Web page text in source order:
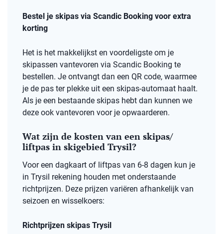
Bestel je skipas via Scandic Booking voor extra
korting
Het is het makkelijkst en voordeligste om je
skipassen vantevoren via Scandic Booking te
bestellen. Je ontvangt dan een QR code, waarmee
je de pas ter plekke uit een skipas-automaat haalt.
Als je een bestaande skipas hebt dan kunnen we
deze ook vantevoren voor je opwaarderen.
Wat zijn de kosten van een skipas/
liftpas in skigebied Trysil?
Voor een dagkaart of liftpas van 6-8 dagen kun je
in Trysil rekening houden met onderstaande
richtprijzen. Deze prijzen variëren afhankelijk van
seizoen en wisselkoers:
Richtprijzen skipas Trysil